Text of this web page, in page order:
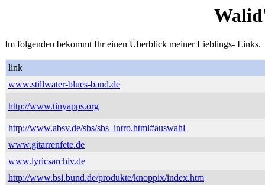
Im folgenden bekommt Ihr einen Überblick meiner Lieblings- Links.
link
www.stillwater-blues-band.de
http://www.tinyapps.org
http://www.absv.de/sbs/sbs_intro.html#auswahl
www.gitarrenfete.de
www.lyricsarchiv.de
http://www.bsi.bund.de/produkte/knoppix/index.htm